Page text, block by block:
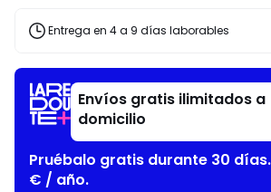
Entrega en 4 a 9 días laborables
Envíos gratis ilimitados a
domicilio
Pruébalo gratis durante 30
€ / año.